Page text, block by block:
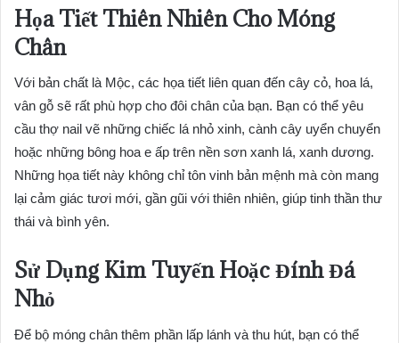
Họa Tiết Thiên Nhiên Cho Móng
Chân
Với bản chất là Mộc, các họa tiết liên quan đến cây cỏ, hoa lá,
vân gỗ sẽ rất phù hợp cho đôi chân của bạn. Bạn có thể yêu
cầu thợ nail vẽ những chiếc lá nhỏ xinh, cành cây uyển chuyển
hoặc những bông hoa e ấp trên nền sơn xanh lá, xanh dương.
Những họa tiết này không chỉ tôn vinh bản mệnh mà còn mang
lại cảm giác tươi mới, gần gũi với thiên nhiên, giúp tinh thần thư
thái và bình yên.
Sử Dụng Kim Tuyến Hoặc Đính Đá
Nhỏ
Để bộ móng chân thêm phần lấp lánh và thu hút, bạn có thể